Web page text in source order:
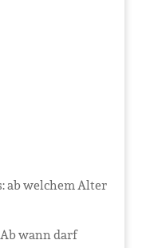
ab welchem Alter
wann darf